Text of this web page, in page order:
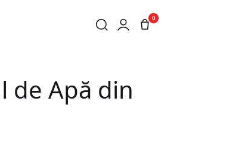
0
de Apă din